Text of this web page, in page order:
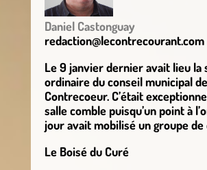
Daniel Castonguay
redaction@lecontrecourant.com
Le 9 janvier dernier avait lieu la
ordinaire du conseil municipal de
Contrecoeur. C’était
salle comble puisqu’un point à
jour avait mobilisé un groupe de
Le Boisé du Curé